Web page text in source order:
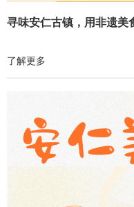
寻味安仁古镇，用非遗美
了解更多